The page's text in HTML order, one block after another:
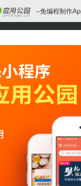
--免编程制作